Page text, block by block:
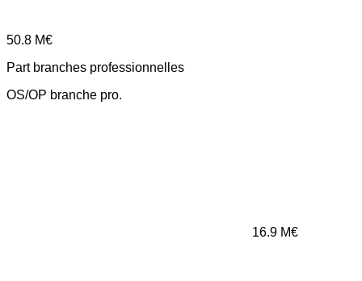
50.8 M€
Part branches professionnelles
OS/OP branche pro.
16.9 M€